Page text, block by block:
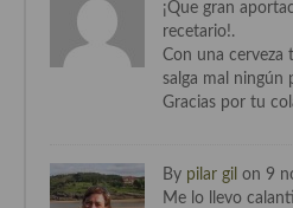
Cocina Gallega
Cocina Madrileña
Cocina Navarra
¡Que gran
recetario!.
Con una cerveza
salga mal ningún
Gracias por tu
By pilar gil on 9
Me lo llevo